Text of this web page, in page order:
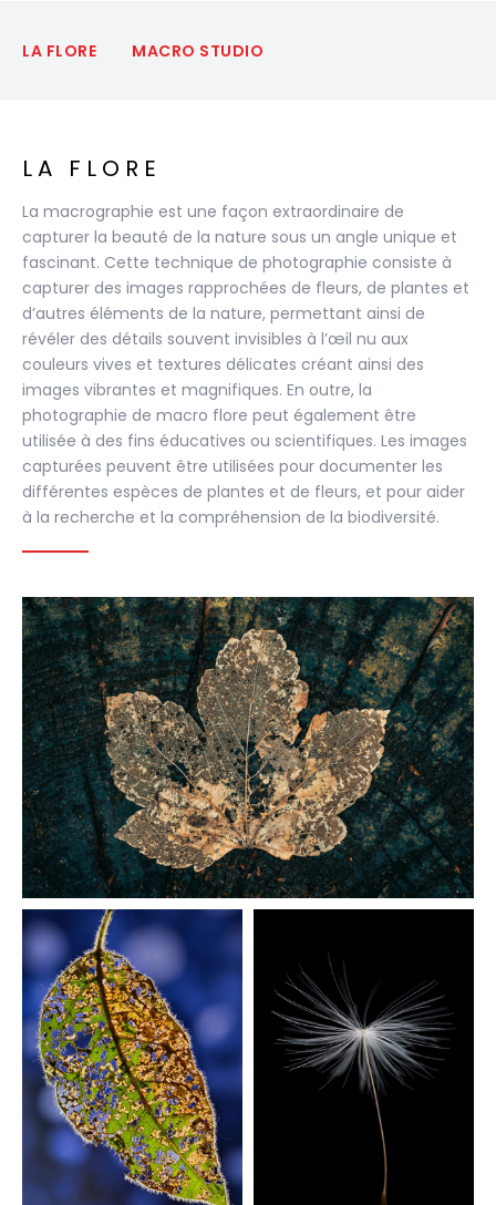
LA FLORE MACRO STUDIO
LA FLORE
La macrographie est une façon extraordinaire de
capturer la beauté de la nature sous un angle unique et
fascinant. Cette technique de photographie consiste à
capturer des images rapprochées de fleurs, de plantes et
d’autres éléments de la nature, permettant ainsi de
révéler des détails souvent invisibles à l’œil nu aux
couleurs vives et textures délicates créant ainsi des
images vibrantes et magnifiques. En outre, la
photographie de macro flore peut également être
utilisée à des fins éducatives ou scientifiques. Les images
capturées peuvent être utilisées pour documenter les
différentes espèces de plantes et de fleurs, et pour aider
à la recherche et la compréhension de la biodiversité.